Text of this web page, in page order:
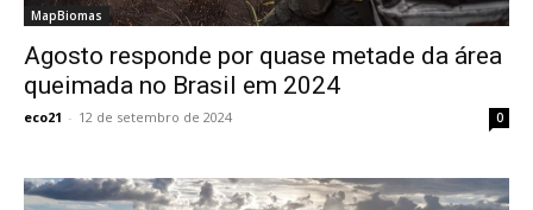
MapBiomas
Agosto responde por quase metade da área
queimada no Brasil em 2024
eco21 - 12 de setembro de 2024 0